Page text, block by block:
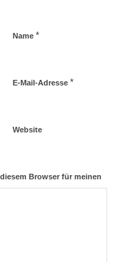
Name *
E-Mail-Adresse *
Website
Browser für meinen